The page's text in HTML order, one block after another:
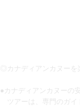
◎カナディアンカヌーを
●カナディアンカヌーの安
ツアーは、専門のガイ